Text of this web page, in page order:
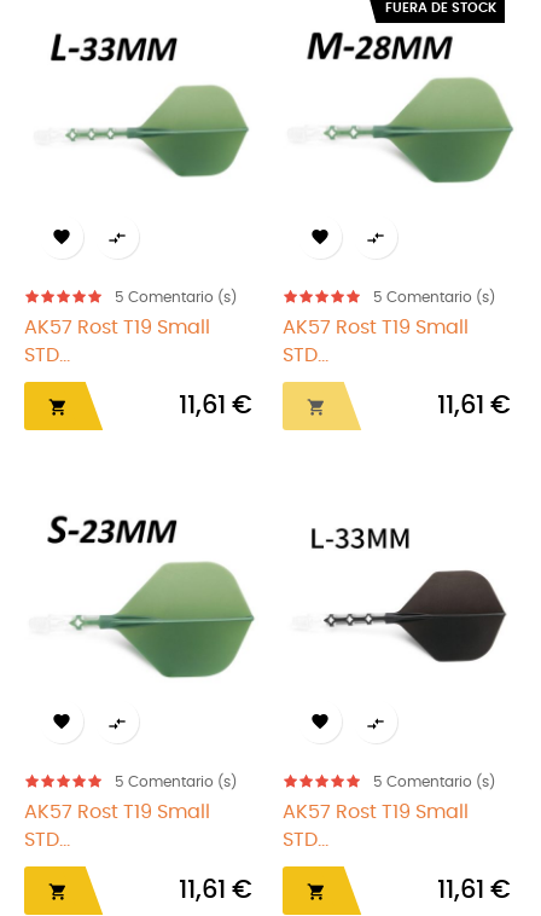
 
5 Comentario (s)
AK57 Rost T19 Small
STD...
 11,61 €
FUERA DE STOCK
 
5 Comentario (s)
AK57 Rost T19 Small
STD...
 11,61 €
 
5 Comentario (s)
AK57 Rost T19 Small
STD...
 11,61 €
 
5 Comentario (s)
AK57 Rost T19 Small
STD...
 11,61 €